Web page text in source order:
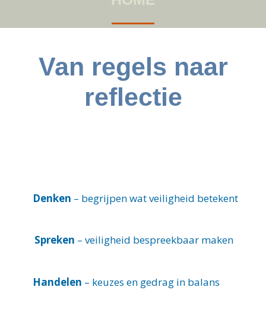
Van regels naar
reflectie
Denken – begrijpen wat veiligheid betekent
Spreken – veiligheid bespreekbaar maken
Handelen – keuzes en gedrag in balans